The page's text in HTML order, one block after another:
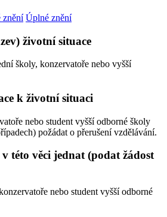
znění Úplné znění
životní situace
školy, konzervatoře nebo vyšší
k životní situaci
nebo student vyšší odborné školy
požádat o přerušení vzdělávání.
této věci jednat (podat žádost
nebo student vyšší odborné